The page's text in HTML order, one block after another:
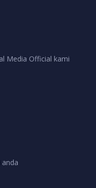
Media Official kami